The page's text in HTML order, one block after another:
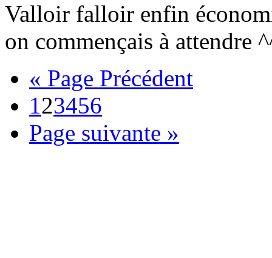
Valloir falloir enfin
on commençais à attendre
« Page Précédent
123456
Page suivante »